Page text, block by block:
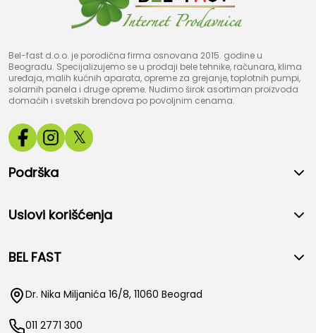
Bel-fast d.o.o. je porodična firma osnovana 2015. godine u
Beogradu. Specijalizujemo se u prodaji bele tehnike, računara, klima
uređaja, malih kućnih aparata, opreme za grejanje, toplotnih pumpi,
solarnih panela i druge opreme. Nudimo širok asortiman proizvoda
domaćih i svetskih brendova po povoljnim cenama.
𝕏
Podrška
Uslovi korišćenja
BEL FAST
Dr. Nika Miljanića 16/8, 11060 Beograd
011 2771 300